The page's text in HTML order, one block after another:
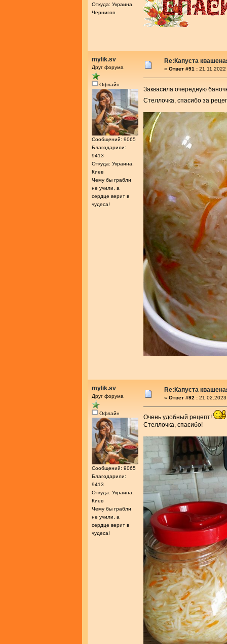
Откуда: Украина,
Чернигов
mylik.sv
Друг форума
Офлайн
Сообщений: 9065
Благодарили:
9413
Откуда: Украина,
Киев
Чему бы грабли
не учили, а
сердце верит в
чудеса!
Re:Капуста
« Ответ #91 :
Заквасила очередную
Стеллочка, спасибо за
mylik.sv
Друг форума
Офлайн
Сообщений: 9065
Благодарили:
9413
Откуда: Украина,
Киев
Чему бы грабли
не учили, а
сердце верит в
чудеса!
Re:Капуста
« Ответ #92 :
Очень удобный рецепт!
Стеллочка, спасибо!